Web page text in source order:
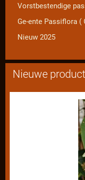
Vorstbestendige
Ge-ente Passiflora
Nieuw 2025
Nieuwe